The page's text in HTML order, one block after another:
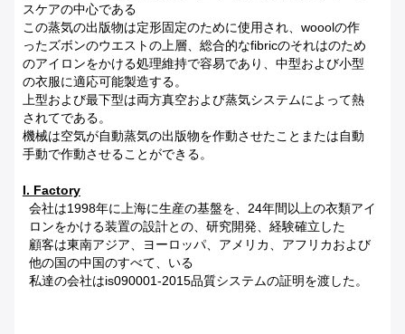
スケアの中心である
この蒸気の出版物は定形固定のために使用され、wooolの作
ったズボンのウエストの上層、総合的なfibricのそれはのため
のアイロンをかける処理維持で容易であり、中型および小型
の衣服に適応可能製造する。
上型および最下型は両方真空および蒸気システムによって熱
されてである。
機械は空気が自動蒸気の出版物を作動させたことまたは自動
手動で作動させることができる。
I. Factory
会社は1998年に上海に生産の基盤を、24年間以上の衣類アイ
ロンをかける装置の設計との、研究開発、経験確立した
顧客は東南アジア、ヨーロッパ、アメリカ、アフリカおよび
他の国の中国のすべて、いる
私達の会社はis090001-2015品質システムの証明を渡した。